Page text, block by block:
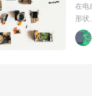
在电
形状
铁